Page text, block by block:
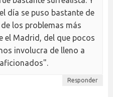
día se puso bastante de
los problemas más
el Madrid, del que pocos
involucra de lleno a
Responder